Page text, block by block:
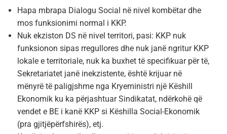
Hapa mbrapa Dialogu Social në nivel kombëtar dhe
mos funksionimi normal i KKP.
Nuk ekziston DS në nivel territori, pasi: KKP nuk
funksionon sipas rregullores dhe nuk janë ngritur KKP
lokale e territoriale, nuk ka buxhet të specifikuar për të,
Sekretariatet janë inekzistente, është krijuar në
mënyrë të paligjshme nga Kryeministri një Këshill
Ekonomik ku ka përjashtuar Sindikatat, ndërkohë që
vendet e BE i kanë KKP si Këshilla Social-Ekonomik
(pra gjitjëpërfshirës), etj.